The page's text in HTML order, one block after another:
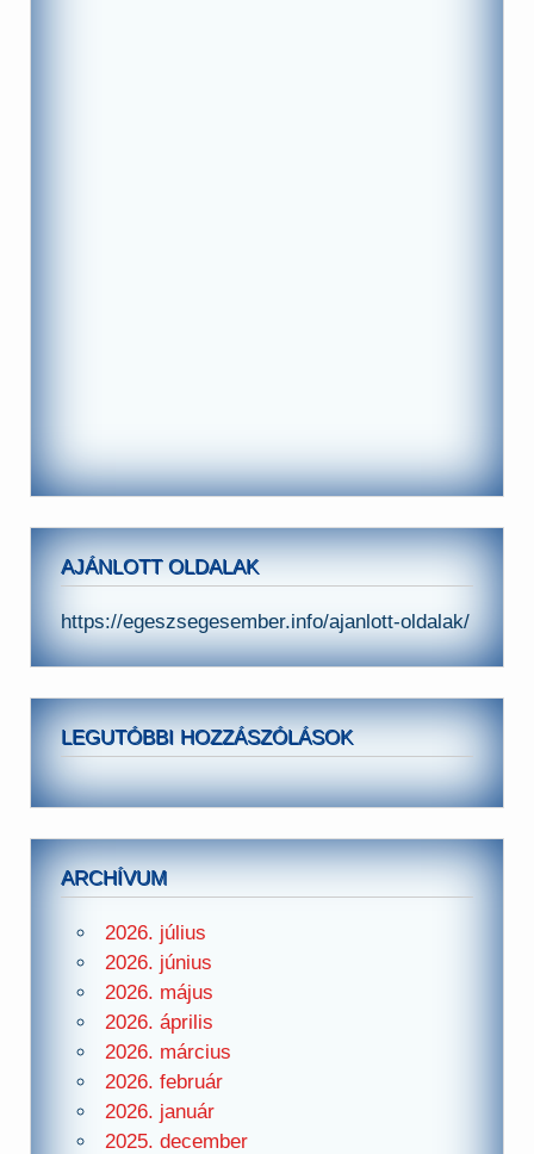
AJÁNLOTT OLDALAK
https://egeszsegesember.info/ajanlott-oldalak/
LEGUTÓBBI HOZZÁSZÓLÁSOK
ARCHÍVUM
2026. július
2026. június
2026. május
2026. április
2026. március
2026. február
2026. január
2025. december